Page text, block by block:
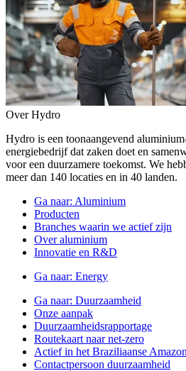
Over Hydro
Hydro is een toonaangevend
energiebedrijf dat zaken doet en
voor een duurzamere toekomst. We
meer dan 140 locaties en in 40 landen.
Ga naar: Aluminium
Producten
Branches waarin we actief zijn
Over aluminium
Innovatie en R&D
Ga naar: Energy
Ga naar: Duurzaamheid
Onze aanpak
Duurzaamheidsrapportage
Routekaart naar net-zero
Actief in het Braziliaanse
Contactpersoon duurzaamheid